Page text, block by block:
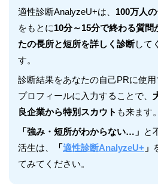
適性診断AnalyzeU+は、 100万人
をもとに10分～15分で終わる質問
たの長所と短所を詳しく診断して
す。
診断結果をあなたの自己PRに使用
プロフィールに入力することで、
良企業から特別スカウト も来ます。
「強み・短所がわからない…」 と
活生は、
「適性診断AnalyzeU+ 」
てみてください。